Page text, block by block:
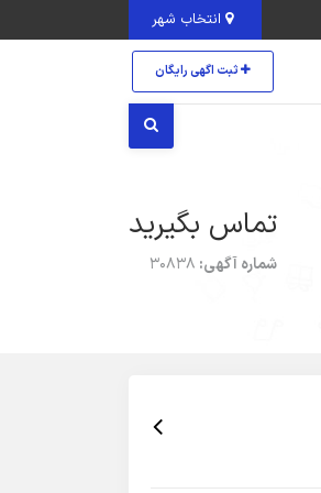
ثبت اگهی رایگان
تماس بگیرید
شماره آگهی: 30838